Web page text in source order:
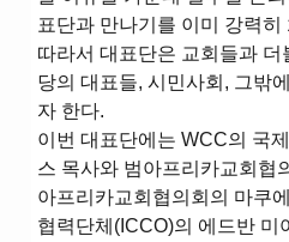
표단과 만나기를 이미 강력히
따라서 대표단은 교회들과 더
당의 대표들, 시민사회, 그밖
자 한다.
이번 대표단에는 WCC의 국
스 목사와 범아프리카교회협
아프리카교회협의회의 마쿠
협력단체(ICCO)의 에드반 미